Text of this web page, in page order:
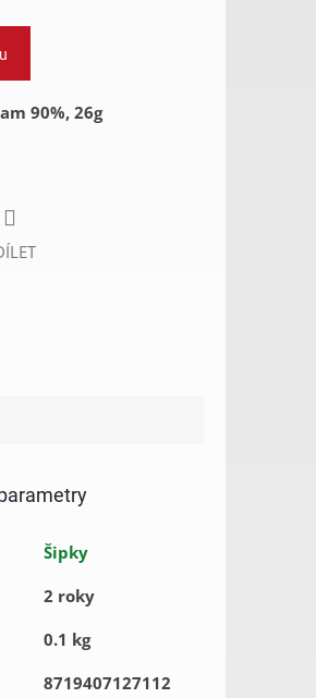
90%, 26g
Šipky
2 roky
0.1 kg
8719407127112